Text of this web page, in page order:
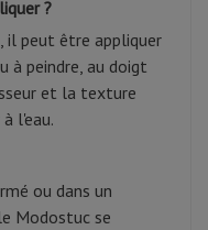
?
il peut être appliquer
à peindre, au doigt
et la texture
l'eau.
ou dans un
Modostuc se